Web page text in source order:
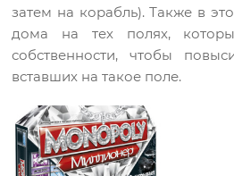
затем на корабль). Также в
дома на тех полях,
собственности, чтобы
вставших на такое поле.